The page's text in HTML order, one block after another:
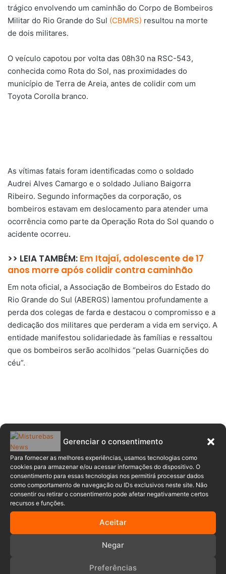
Gerenciar o consentimento
Para fornecer as melhores experiências, usamos tecnologias como
cookies para armazenar e/ou acessar informações do dispositivo. O
consentimento para essas tecnologias nos permitirá processar dados
como comportamento de navegação ou IDs exclusivos neste site. Não
consentir ou retirar o consentimento pode afetar negativamente certos
recursos e funções.
Aceitar
Negar
Preferências
trágico envolvendo um caminhão do Corpo de Bombeiros
Militar do Rio Grande do Sul (CBMRS) resultou na morte
de dois militares.
O veículo capotou por volta das 08h30 na RSC-543,
conhecida como Rota do Sol, nas proximidades do
município de Terra de Areia, antes de colidir com um
Toyota Corolla branco.
As vítimas fatais foram identificadas como o soldado
Audrei Alves Camargo e o soldado Juliano Baigorra
Ribeiro. Segundo informações da corporação, os
bombeiros estavam em deslocamento para atender uma
ocorrência como parte da Operação Rota do Sol quando o
acidente ocorreu.
>> LEIA TAMBÉM: Em Itajaí, adolescente de 17
anos morre após colidir contra caminhão
Em nota oficial, a Associação de Bombeiros do Estado do
Rio Grande do Sul (ABERGS) lamentou profundamente a
perda dos colegas de farda e destacou o compromisso e a
dedicação dos militares que perderam a vida em serviço. A
entidade manifestou solidariedade às famílias e ressaltou
que os bombeiros serão acolhidos “pelas Guarnições do
céu”.
De acordo com informações divulgadas pela CNN, três
ocupantes do automóvel morreram, sendo um casal e o
filho deles.
Acidente Corpo de Bombeiros
Rio Grande do Sul